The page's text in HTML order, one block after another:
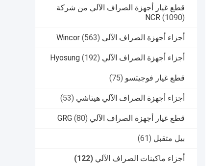
قطع غيار أجهزة الصراف الآلي من شركة
NCR (1090)
أجزاء أجهزة الصراف الآلي Wincor (563)
أجزاء أجهزة الصراف الآلي Hyosung (192)
قطع غيار فوجيتسو (75)
أجزاء أجهزة الصراف الآلي هيتاشي (53)
قطع غيار أجهزة الصراف الآلي GRG (80)
بيل متقبل (61)
أجزاء ماكينات الصراف الآلي (122)